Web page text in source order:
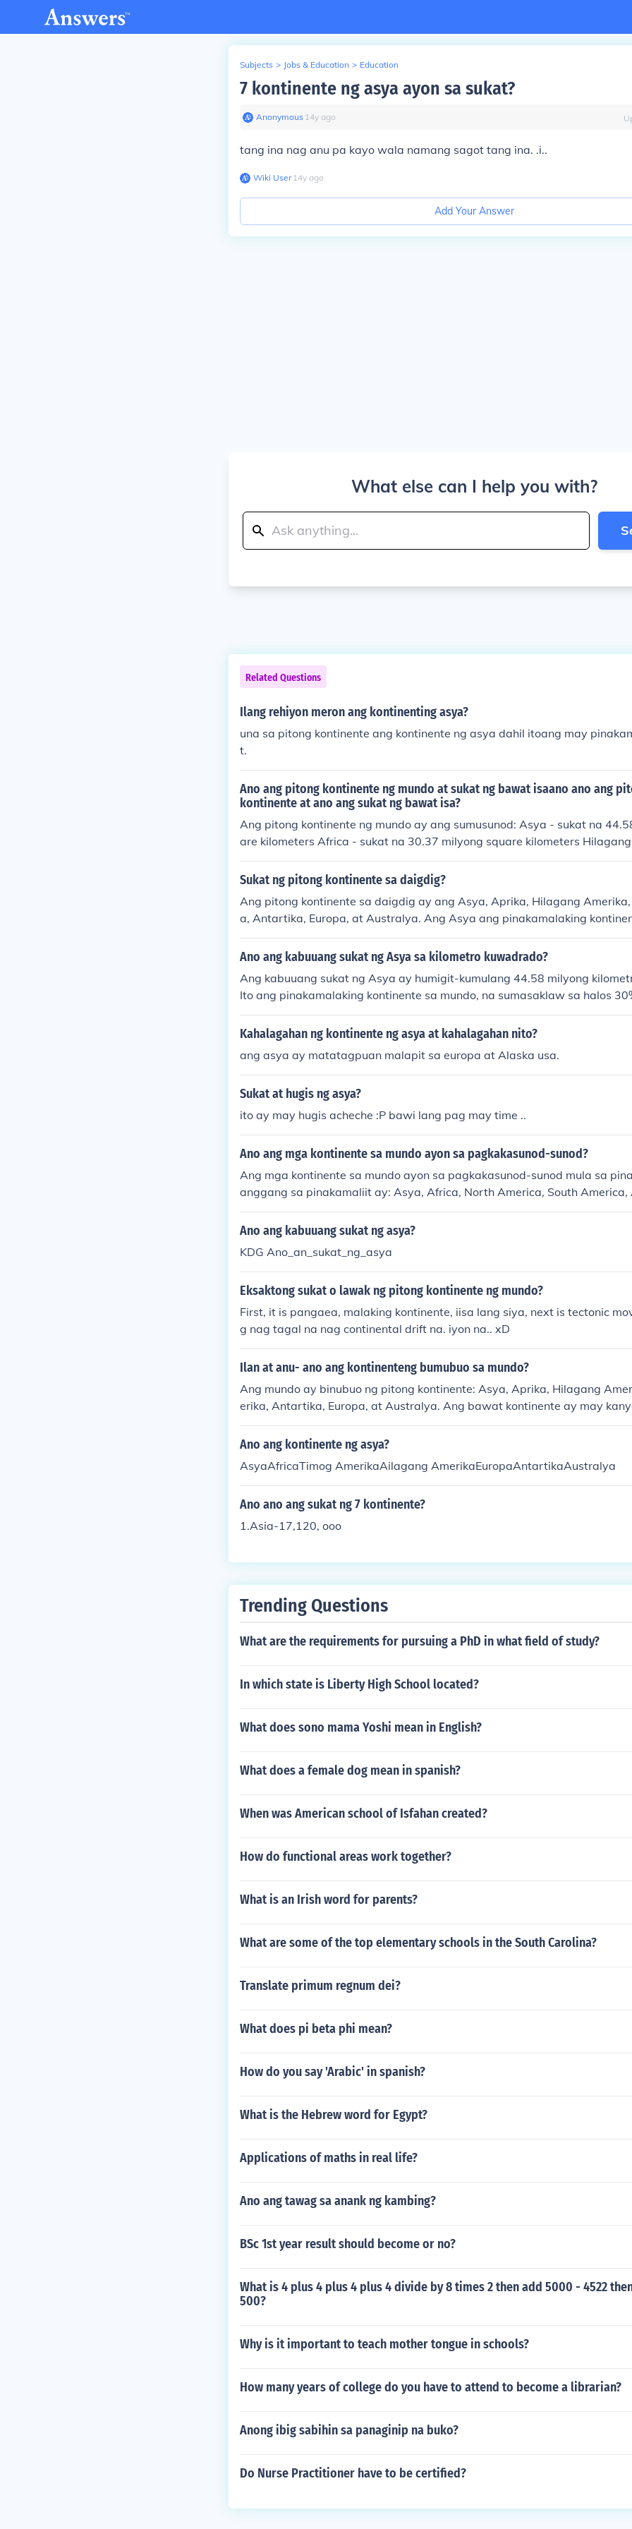
Subjects > Jobs & Education > Education
7 kontinente ng asya ayon sa sukat?
Anonymous∙ 14y ago
tang ina nag anu pa kayo wala namang sagot tang ina. .i..
Wiki User∙14y ago
Add Your Answer
What else can I help you with?
Related Questions
Ilang rehiyon meron ang kontinenting asya?
una sa pitong kontinente ang kontinente ng asya dahil itoang may
t.
Ano ang pitong kontinente ng mundo at sukat ng bawat isaano ano ang
kontinente at ano ang sukat ng bawat isa?
Ang pitong kontinente ng mundo ay ang sumusunod: Asya - sukat na 44.58 milyong squ
are kilometers Africa - sukat na 30.37 milyong square kilometers Hilagang
at na 24.71 milyong square kilometers Timog Amerika - sukat na 17.84
ilometers Antarctica - sukat na 14 milyong square kilometers Europa -
sukat ng bawat kontinente sa mundo.
Sukat ng pitong kontinente sa daigdig?
Ang pitong kontinente sa daigdig ay ang Asya, Aprika, Hilagang
a, Antartika, Europa, at Australya. Ang Asya ang pinakamalaking
g Australya naman ang pinakamaliit. Ang bawat kontinente ay may
at at katangian, na nag-aambag sa yaman at pagkakaiba-iba ng ating
o.
Ano ang kabuuang sukat ng Asya sa kilometro kuwadrado?
Ang kabuuang sukat ng Asya ay humigit-kumulang 44.58 milyong
Ito ang pinakamalaking kontinente sa mundo, na sumasaklaw sa halos
g lupain ng planeta. Ang Asya ay mayaman sa iba't ibang kultura, wika,
an.
Kahalagahan ng kontinente ng asya at kahalagahan nito?
ang asya ay matatagpuan malapit sa europa at Alaska usa.
Sukat at hugis ng asya?
ito ay may hugis acheche :P bawi lang pag may time ..
Ano ang mga kontinente sa mundo ayon sa pagkakasunod-sunod?
Ang mga kontinente sa mundo ayon sa pagkakasunod-sunod mula sa
anggang sa pinakamaliit ay: Asya, Africa, North America, South America,
ropa, at Australia. Ang pagkakasunod-sunod na ito ay batay sa laki ng
e. Ang Asya ang pinakamalaking kontinente, habang ang Australia ang
Ano ang kabuuang sukat ng asya?
KDG Ano_an_sukat_ng_asya
Eksaktong sukat o lawak ng pitong kontinente ng mundo?
First, it is pangaea, malaking kontinente, iisa lang siya, next is tectonic
g nag tagal na nag continental drift na. iyon na.. xD
Ilan at anu- ano ang kontinenteng bumubuo sa mundo?
Ang mundo ay binubuo ng pitong kontinente: Asya, Aprika, Hilagang
erika, Antartika, Europa, at Australya. Ang bawat kontinente ay may
tura, heograpiya, at biodiversity. Ang mga kontinente ay magkakaiba sa
syon, kung saan ang Asya ang pinakamalaki at pinakapopuladong
Ano ang kontinente ng asya?
AsyaAfricaTimog AmerikaAilagang AmerikaEuropaAntartikaAustralya
Ano ano ang sukat ng 7 kontinente?
1.Asia-17,120, ooo
Trending Questions
What are the requirements for pursuing a PhD in what field of study?
In which state is Liberty High School located?
What does sono mama Yoshi mean in English?
What does a female dog mean in spanish?
When was American school of Isfahan created?
How do functional areas work together?
What is an Irish word for parents?
What are some of the top elementary schools in the South Carolina?
Translate primum regnum dei?
What does pi beta phi mean?
How do you say 'Arabic' in spanish?
What is the Hebrew word for Egypt?
Applications of maths in real life?
Ano ang tawag sa anank ng kambing?
BSc 1st year result should become or no?
What is 4 plus 4 plus 4 plus 4 divide by 8 times 2 then add 5000 - 4522
500?
Why is it important to teach mother tongue in schools?
How many years of college do you have to attend to become a librarian?
Anong ibig sabihin sa panaginip na buko?
Do Nurse Practitioner have to be certified?